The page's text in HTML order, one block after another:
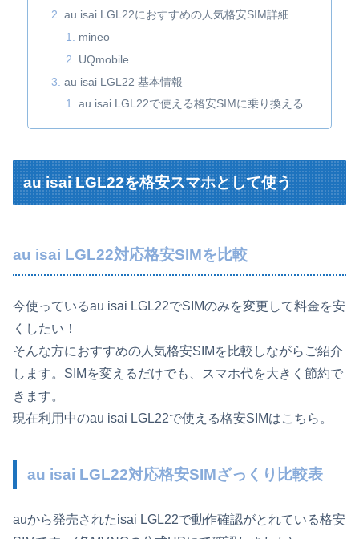
au isai LGL22におすすめの人気格安SIM詳細
mineo
UQmobile
au isai LGL22 基本情報
au isai LGL22で使える格安SIMに乗り換える
au isai LGL22を格安スマホとして使う
au isai LGL22対応格安SIMを比較
今使っているau isai LGL22でSIMのみを変更して料金を安
くしたい！
そんな方におすすめの人気格安SIMを比較しながらご紹介
します。SIMを変えるだけでも、スマホ代を大きく節約で
きます。
現在利用中のau isai LGL22で使える格安SIMはこちら。
au isai LGL22対応格安SIMざっくり比較表
auから発売されたisai LGL22で動作確認がとれている格安